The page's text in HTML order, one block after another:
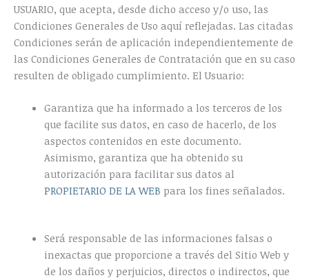
USUARIO, que acepta, desde dicho acceso y/o uso, las
Condiciones Generales de Uso aquí reflejadas. Las citadas
Condiciones serán de aplicación independientemente de
las Condiciones Generales de Contratación que en su caso
resulten de obligado cumplimiento. El Usuario:
Garantiza que ha informado a los terceros de los
que facilite sus datos, en caso de hacerlo, de los
aspectos contenidos en este documento.
Asimismo, garantiza que ha obtenido su
autorización para facilitar sus datos al
PROPIETARIO DE LA WEB para los fines señalados.
Será responsable de las informaciones falsas o
inexactas que proporcione a través del Sitio Web y
de los daños y perjuicios, directos o indirectos, que